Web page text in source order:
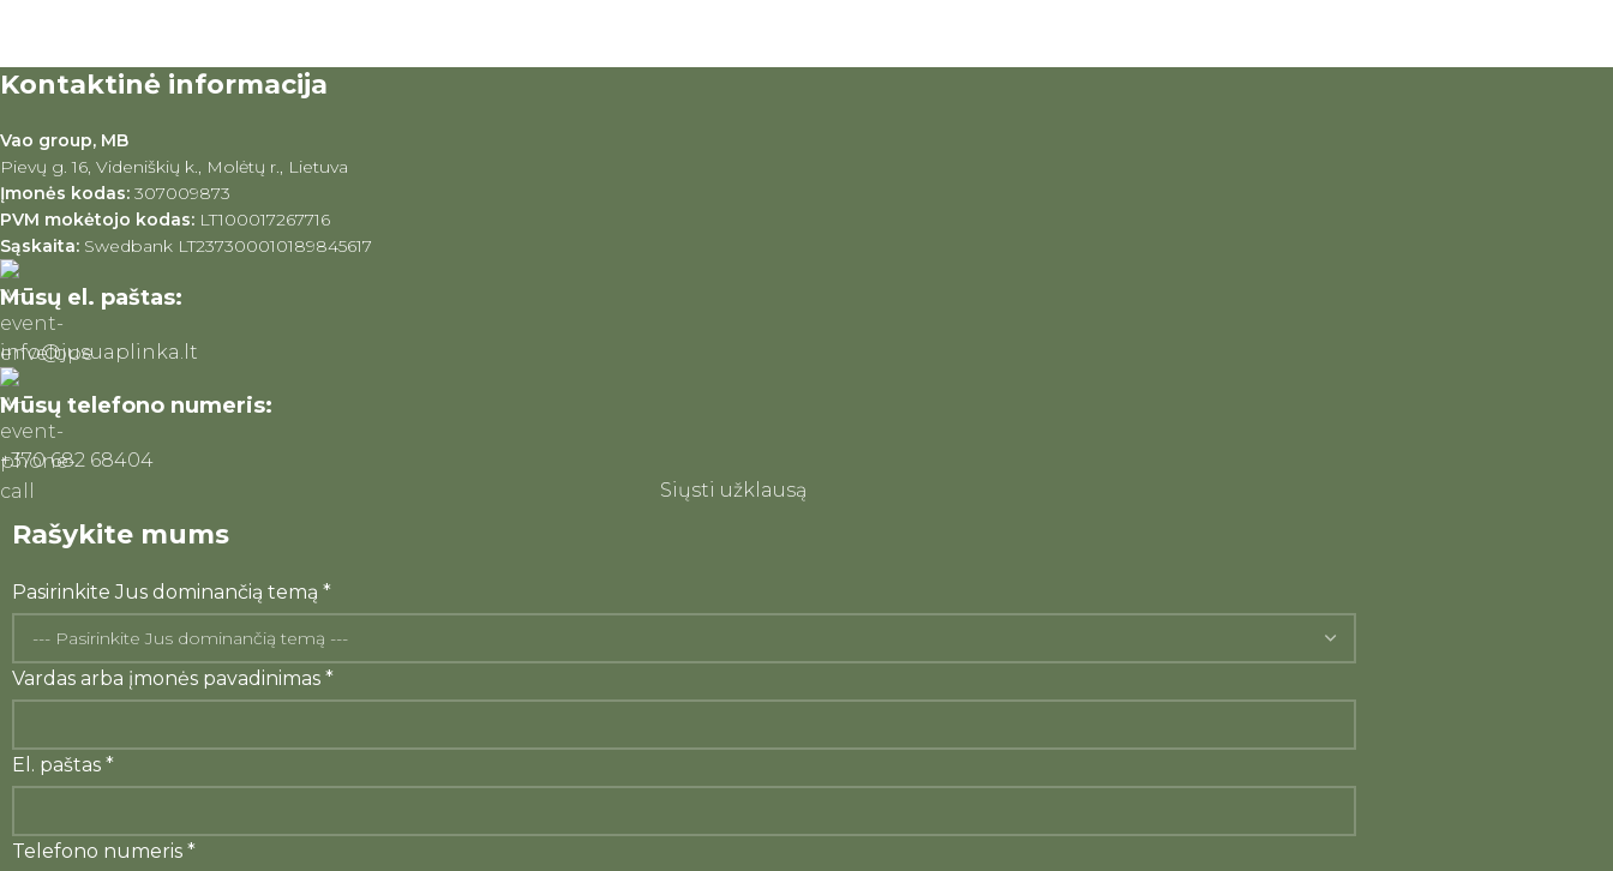
Kontaktinė informacija
Vao group, MB
Pievų g. 16, Videniškių k., Molėtų r., Lietuva
Įmonės kodas: 307009873
PVM mokėtojo kodas: LT100017267716
Sąskaita: Swedbank LT237300010189845617
Mūsų el. paštas:
info@jusuaplinka.lt
Mūsų telefono numeris:
+370 682 68404
Siųsti užklausą
Rašykite mums
Pasirinkite Jus dominančią temą *
pavadinimas
numeris
Vardas arba įmonės pavadinimas *
El. paštas *
Telefono numeris *